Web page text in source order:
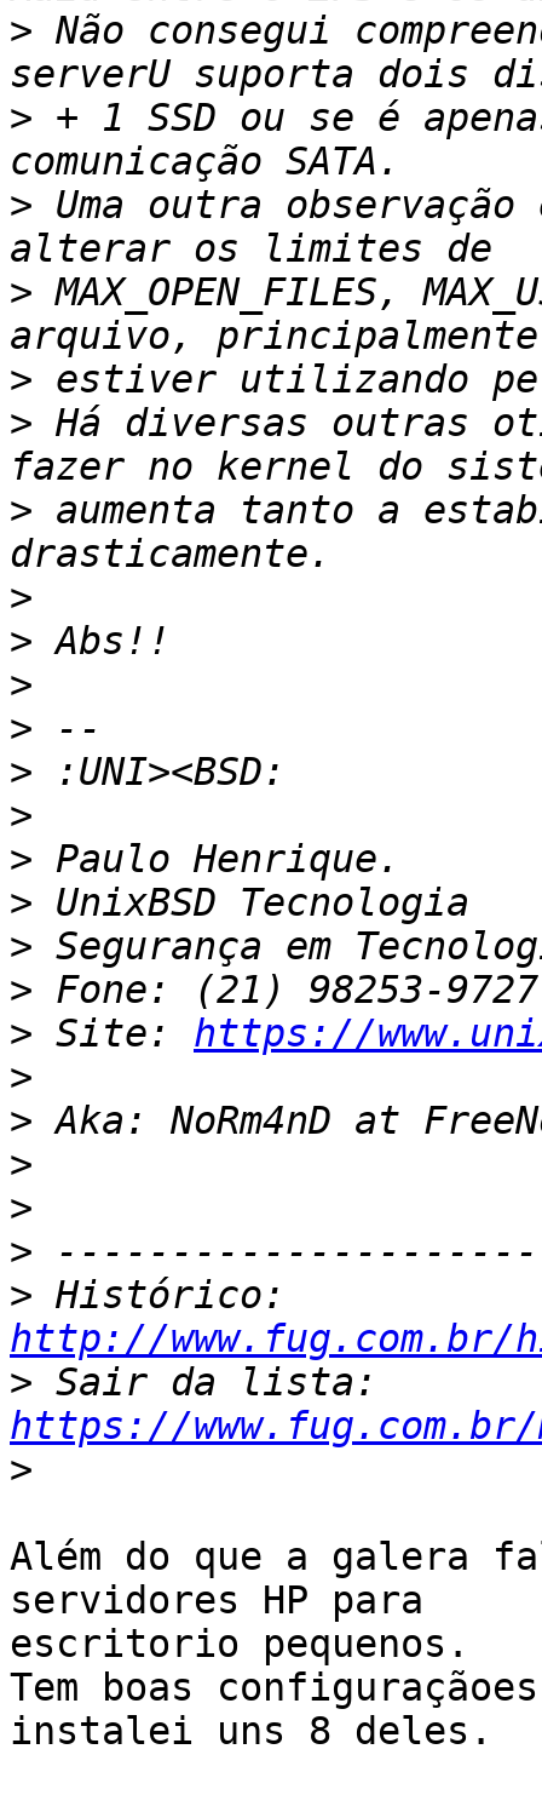
> Não consegui
> + 1 SSD ou se é
> Uma outra
> MAX_OPEN_FILES,
>
> Há diversas outras
> aumenta tanto a
>
>
>
>
>
>
>
>
>
>
> Site: https://
>
>
>
>
>
>
http://
>
https://
>
Além do que a galera
servidores HP para
escritorio pequenos.
Tem boas
instalei uns 8 deles.